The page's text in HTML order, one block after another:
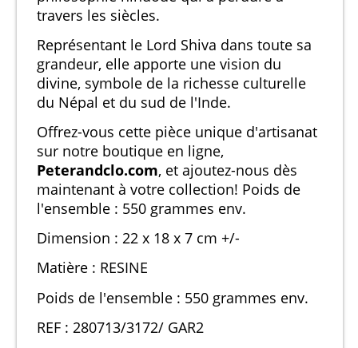
travers les siècles.
Représentant le Lord Shiva dans toute sa
grandeur, elle apporte une vision du
divine, symbole de la richesse culturelle
du Népal et du sud de l'Inde.
Offrez-vous cette pièce unique d'artisanat
sur notre boutique en ligne,
Peterandclo.com, et ajoutez-nous dès
maintenant à votre collection! Poids de
l'ensemble : 550 grammes env.
Dimension : 22 x 18 x 7 cm +/-
Matière : RESINE
Poids de l'ensemble : 550 grammes env.
REF : 280713/3172/ GAR2